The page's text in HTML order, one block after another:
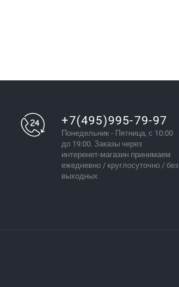
+7(495)995-79-97
Понедельник - Пятница, с 10:00
до 19:00. Заказы через
интеренет-магазин принимаем
ежедневно / круглосуточно / без
выходных